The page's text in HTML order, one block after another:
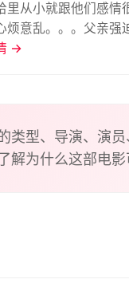
里从小就跟他们感情
烦意乱。。。父亲强
an adolescent
→
类型、导演、演
解为什么这部电影